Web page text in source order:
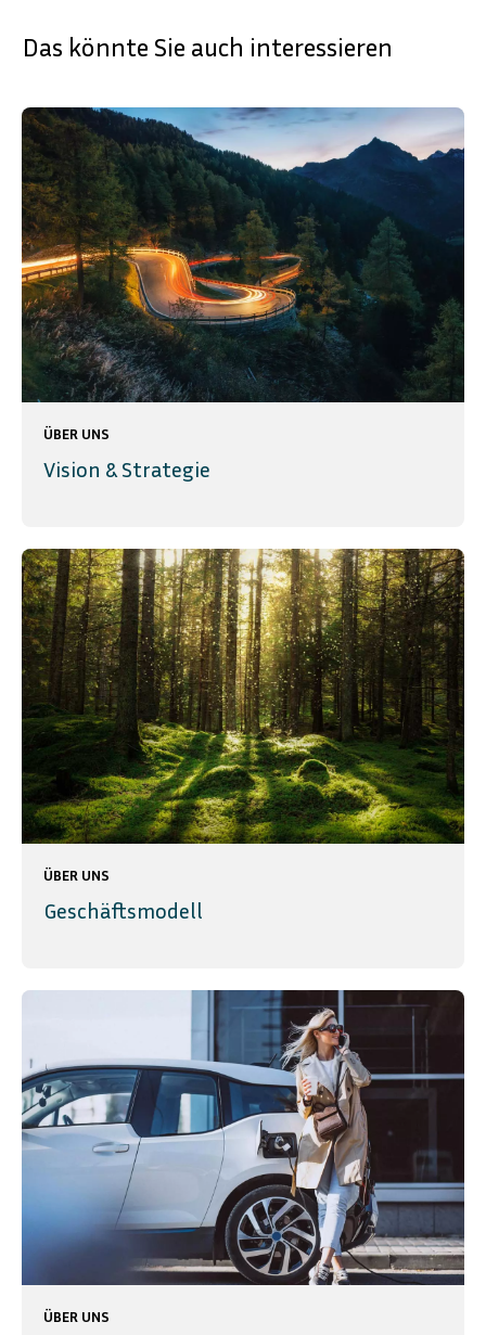
Das könnte Sie auch interessieren
ÜBER UNS
Vision & Strategie
ÜBER UNS
Geschäftsmodell
ÜBER UNS